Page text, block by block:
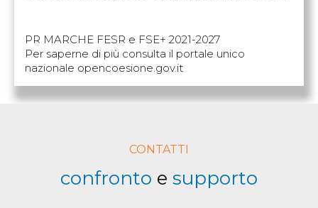
PR MARCHE FESR e FSE+ 2021-2027
Per saperne di più consulta il portale unico
nazionale opencoesione.gov.it
CONTATTI
confronto e supporto